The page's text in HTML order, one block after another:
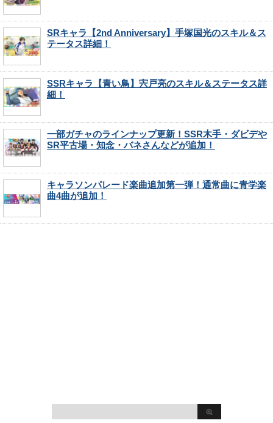
SRキャラ【2nd Anniversary】手塚国光のスキル＆ス
テータス詳細！
SSRキャラ【青い鳥】宍戸亮のスキル＆ステータス詳
細！
一部ガチャのラインナップ更新！SSR木手・ダビデや
SR平古場・知念・バネさんなどが追加！
キャラソンパレード楽曲追加第一弾！通常曲に青学楽
曲4曲が追加！